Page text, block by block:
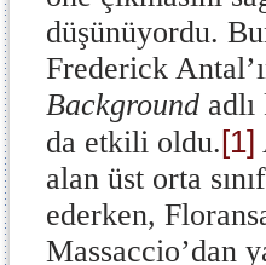
düşünüyordu.
Frederick
Background
da etkili oldu.[1]
alan üst orta
ederken,
Massaccio’dan